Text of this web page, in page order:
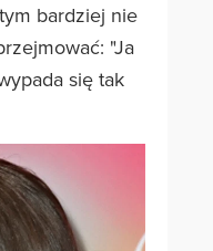
bardziej nie
"Ja
się tak